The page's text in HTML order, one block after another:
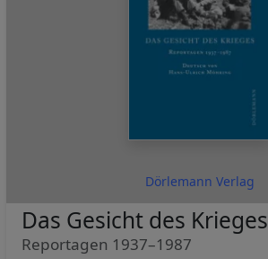
Dörlemann Verlag
Das Gesicht des Krieges
Reportagen 1937–1987